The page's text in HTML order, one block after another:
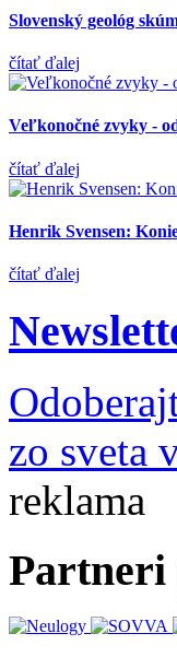
Slovenský geológ
čítať ďalej
Veľkonočné zvyky -
čítať ďalej
Henrik Svensen:
čítať ďalej
zo sveta
reklama